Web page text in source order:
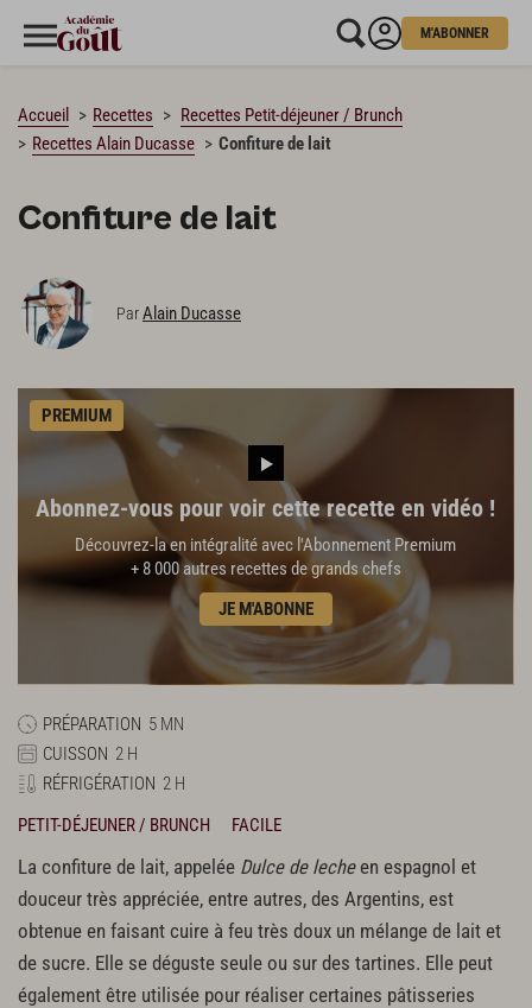
M'ABONNER
Accueil Recettes
Recettes Petit-déjeuner / Brunch
Recettes Alain Ducasse
Confiture de lait
Confiture de lait
ParAlain Ducasse
PREMIUM
Abonnez-vous pour voir cette recette en vidéo !
Découvrez-la en intégralité avec l'Abonnement Premium
+ 8 000 autres recettes de grands chefs
JE M'ABONNE
PRÉPARATION 5 MN
CUISSON 2 H
RÉFRIGÉRATION 2 H
PETIT-DÉJEUNER / BRUNCH
FACILE
La confiture de lait, appelée Dulce de lecheen espagnol et
douceur très appréciée, entre autres, des Argentins, est
obtenue en faisant cuire à feu très doux un mélange de lait et
de sucre. Elle se déguste seule ou sur des tartines. Elle peut
également être utilisée pour réaliser certaines pâtisseries
CHARGEMENT…